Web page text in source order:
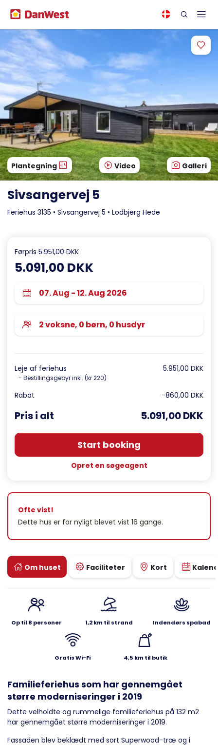
Plantegning Video Galleri
Sivsangervej 5
Feriehus 3135 • Sivsangervej 5 • Lodbjerg Hede
Om huset Faciliteter Kort
Op til 8 personer 1,2 km til strand Indendørs spabad
Gratis Wi-Fi 4,5 km til butik
Familieferiehus som har gennemgået
større moderniseringer i 2019
Dette velholdte og rummelige familieferiehus på 132 m2
har gennemgået større moderniseringer i 2019.
Fassaden blev beklædt med sort Superwood-træ og i
Førpris 5.951,00 DKK
5.091,00 DKK
Leje af feriehus
- Bestillingsgebyr inkl. (kr 220)
5.951,00 DKK
Rabat -860,00 DKK
Pris i alt 5.091,00 DKK
Start booking
Opret en søgeagent
Ofte vist!
Dette hus er for nyligt blevet vist 16 gange.